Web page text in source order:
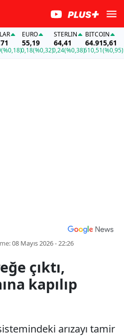
EURO
55,19
0,18(%0,32)
STERLIN
64,41
0,24(%0,38)
BITCOIN
64.915,61
610,51(%0,95)
08 Mayıs 2026 - 22:26
çıktı,
kapılıp
arızayı tamir